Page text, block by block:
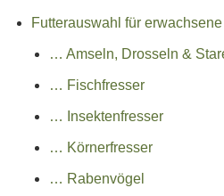
Futterauswahl für
… Amseln, Drosseln &
… Fischfresser
… Insektenfresser
… Körnerfresser
… Rabenvögel